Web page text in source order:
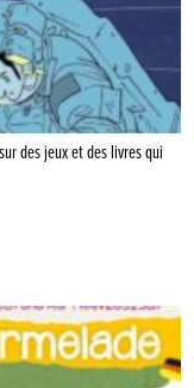
des jeux et des livres qui